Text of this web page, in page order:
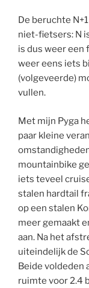
De beruchte
niet-fietsers: N
is dus weer een
weer eens iets
(volgeveerde)
vullen.
Met mijn Pyga
paar kleine
mountainbike
iets teveel
stalen hardtail
op een stalen
meer gemaakt
aan. Na het
uiteindelijk de
Beide voldeden
ruimte voor 2.4